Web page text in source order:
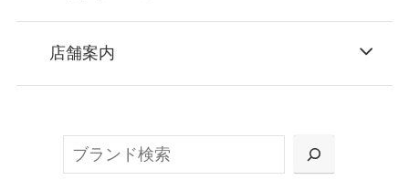
お申込み
または梱包材不要の「集荷申込」からお選び
店舗案内